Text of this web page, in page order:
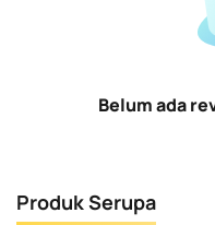
Belum ada
Produk Serupa